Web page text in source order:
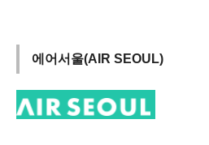
에어서울(AIR SEOUL)